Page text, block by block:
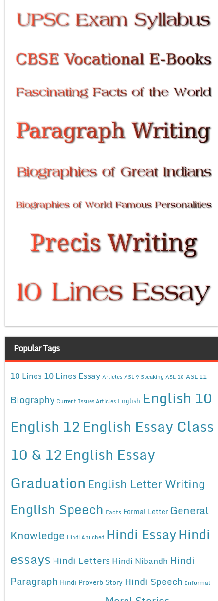
Popular Tags
10 Lines 10 Lines Essay Articles ASL 9 Speaking ASL 10 ASL 11
Biography Current Issues Articles English English 10
English 12English Essay Class
10 & 12English Essay
Graduation English Letter Writing
English Speech Facts Formal Letter General
Knowledge Hindi Anuched Hindi EssayHindi
essays Hindi Letters Hindi Nibandh Hindi
Paragraph Hindi Proverb Story Hindi Speech Informal